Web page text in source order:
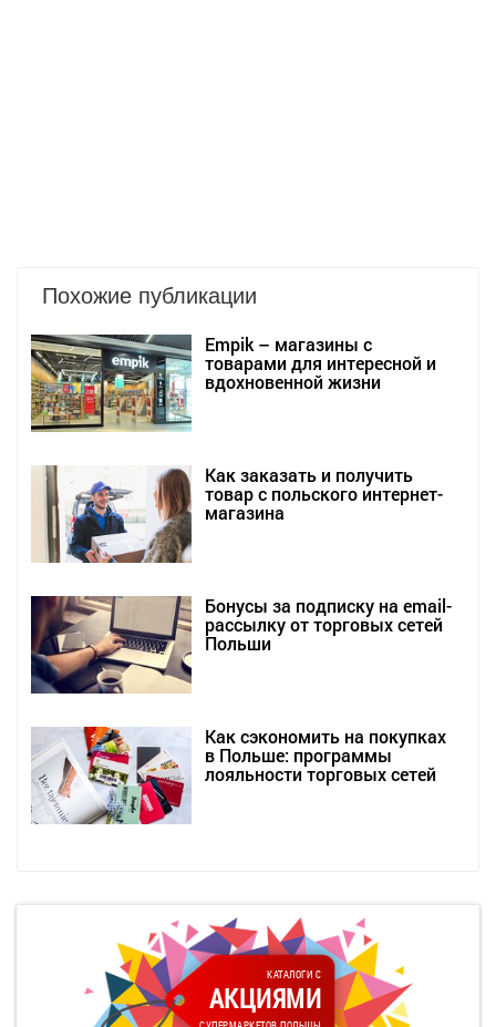
Похожие публикации
Empik – магазины с
товарами для интересной и
вдохновенной жизни
Как заказать и получить
товар с польского интернет-
магазина
Бонусы за подписку на email-
рассылку от торговых сетей
Польши
Как сэкономить на покупках
в Польше: программы
лояльности торговых сетей
КАТАЛОГИ С
АКЦИЯМИ